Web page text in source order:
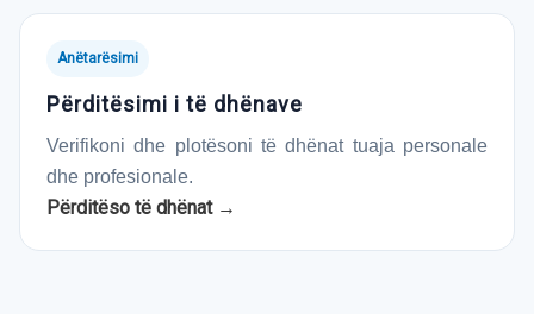
Anëtarësimi
Përditësimi i të dhënave
Verifikoni dhe plotësoni të dhënat tuaja personale
dhe profesionale.
Përditëso të dhënat →